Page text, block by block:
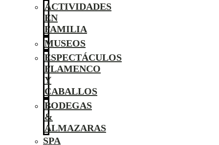
ACTIVIDADES
EN
FAMILIA
MUSEOS
ESPECTÁCULOS
FLAMENCO
Y
CABALLOS
BODEGAS
&
ALMAZARAS
SPA